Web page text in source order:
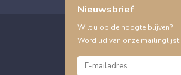
Nieuwsbrief
Wilt u op de hoogte blijven?
Word lid van onze mailinglijst: